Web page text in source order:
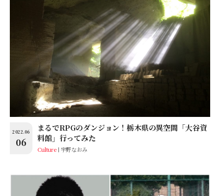
2022.06
06
まるでRPGのダンジョン！栃木県の異空間「大谷資
料館」行ってみた
Culture 宇野なおみ